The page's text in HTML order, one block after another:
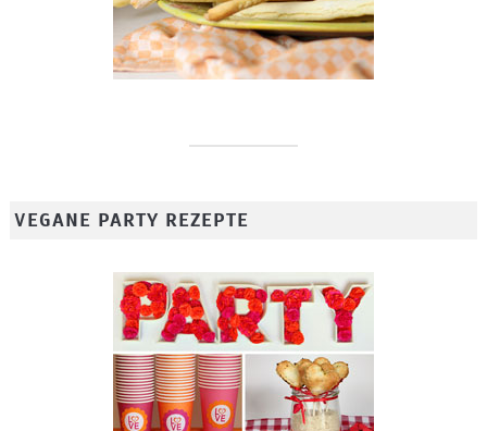
VEGANE PARTY REZEPTE